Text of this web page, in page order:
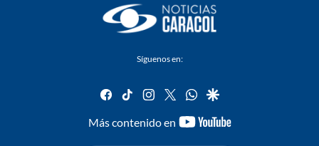
Síguenos en:
facebook
tiktok instagram
twitterwhatsapp
google
Más contenido en
youtube-